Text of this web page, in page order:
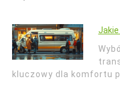
kluczowy dla komfortu